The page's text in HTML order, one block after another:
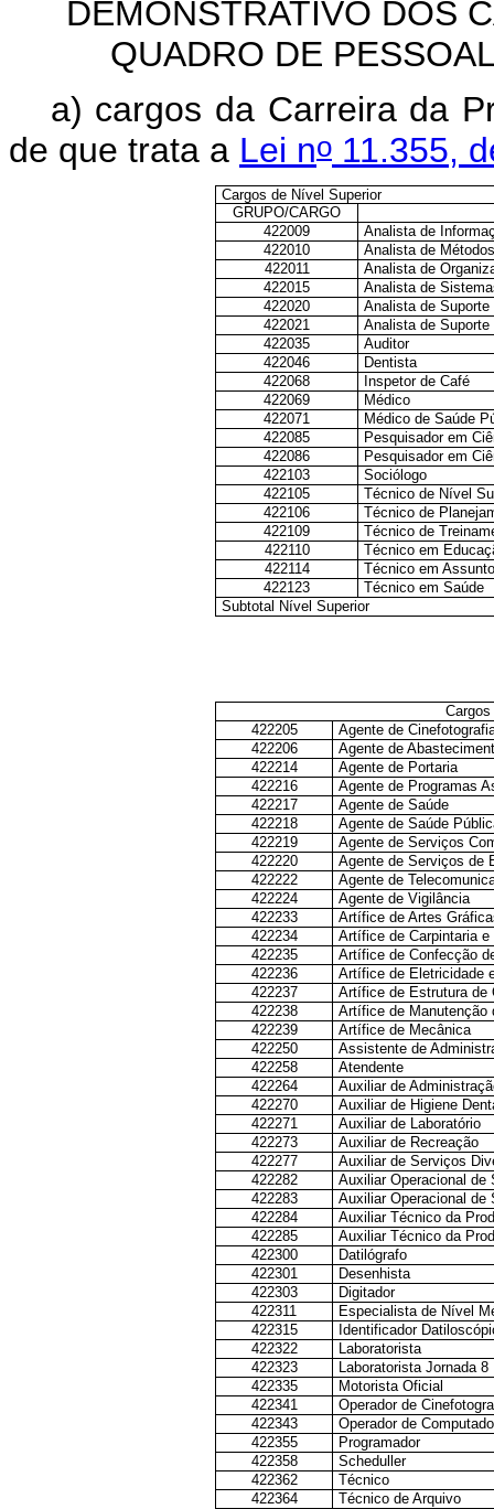
DEMONSTRATIVO DOS
QUADRO DE
a) cargos da Carreira da
de que trata a Lei no 11.355,
Cargos de Nível Superior
GRUPO/CARGO
422009
Analista de
422010
Analista de
422011
Analista de
422015
Analista de
422020
Analista de Suporte
422021
Analista de
422035
Auditor
422046
Dentista
422068
Inspetor de Café
422069
Médico
422071
Médico de Saúde
422085
Pesquisador em
422086
Pesquisador em
422103
Sociólogo
422105
Técnico de Nível
422106
Técnico de
422109
Técnico de
422110
Técnico em
422114
Técnico em
422123
Técnico em Saúde
Subtotal Nível Superior
422205
Agente de
422206
Agente de
422214
Agente de Portaria
422216
Agente de Programas
422217
Agente de Saúde
422218
Agente de Saúde
422219
Agente de Serviços
422220
Agente de Serviços de
422222
Agente de
422224
Agente de Vigilância
422233
Artífice de Artes
422234
Artífice de Carpintaria e
422235
Artífice de Confecção
422236
Artífice de Eletricidade
422237
Artífice de Estrutura de
422238
Artífice de Manutenção
422239
Artífice de Mecânica
422250
Assistente de
422258
Atendente
422264
Auxiliar de
422270
Auxiliar de Higiene
422271
Auxiliar de Laboratório
422273
Auxiliar de Recreação
422277
Auxiliar de Serviços
422282
Auxiliar Operacional de
422283
Auxiliar Operacional de
422284
Auxiliar Técnico da
422285
Auxiliar Técnico da
422300
Datilógrafo
422301
Desenhista
422303
Digitador
422311
Especialista de Nível
422315
Identificador
422322
Laboratorista
422323
Laboratorista Jornada 8
422335
Motorista Oficial
422341
Operador de
422343
Operador de
422355
Programador
422358
Scheduller
422362
Técnico
422364
Técnico de Arquivo